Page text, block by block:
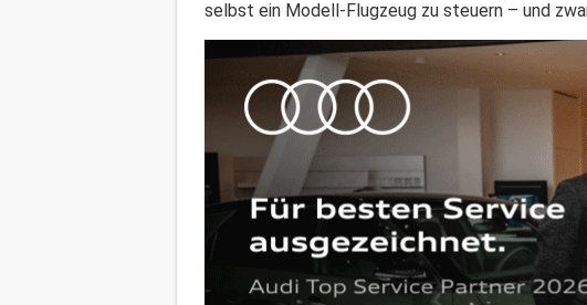
selbst ein Modell-Flugzeug zu steuern – und